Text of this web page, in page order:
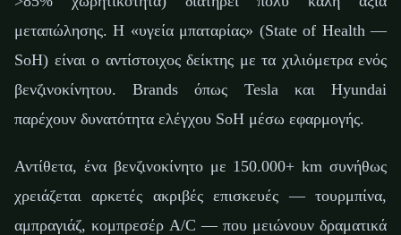
μεταπώλησης. Η «υγεία μπαταρίας» (State of Health —
SoH) είναι ο αντίστοιχος δείκτης με τα χιλιόμετρα ενός
βενζινοκίνητου. Brands όπως Tesla και Hyundai
παρέχουν δυνατότητα ελέγχου SoH μέσω εφαρμογής.
Αντίθετα, ένα βενζινοκίνητο με 150.000+ km συνήθως
χρειάζεται αρκετές ακριβές επισκευές — τουρμπίνα,
αμπραγιάζ, κομπρεσέρ A/C — που μειώνουν δραματικά